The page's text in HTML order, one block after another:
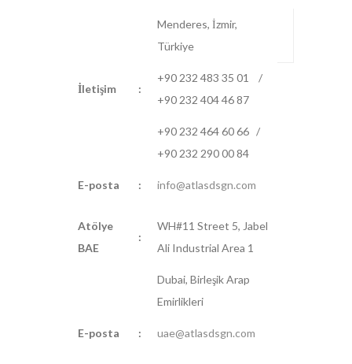
Menderes, İzmir,
Türkiye
İletişim :
+90 232 483 35 01 /
+90 232 404 46 87
+90 232 464 60 66 /
+90 232 290 00 84
E-posta : info@atlasdsgn.com
Atölye
BAE
:
WH#11 Street 5, Jabel
Ali Industrial Area 1
Dubai, Birleşik Arap
Emirlikleri
E-posta : uae@atlasdsgn.com